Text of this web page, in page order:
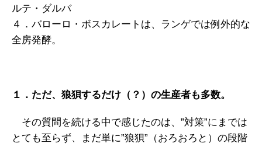
ルテ・ダルバ
４．バローロ・ボスカレートは、ランゲでは例外的な
全房発酵。
１．ただ、狼狽するだけ（？）の生産者も多数。
その質問を続ける中で感じたのは、”対策”にまでは
とても至らず、まだ単に”狼狽”（おろおろと）の段階